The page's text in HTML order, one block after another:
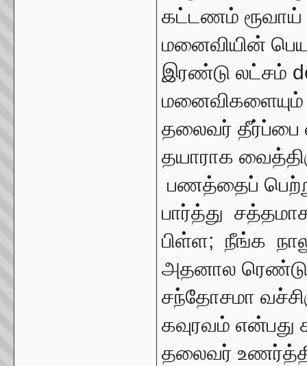
கட்டணம் ரூவாய்
மனைவியின்
இரண்டு லட்சம்
தலைவர் தீர்ப்பை
தயாராக
பணத்தைப்
பார்த்து
பிள்ள; நீங்க
அதனால
சந்தோசமா
கவுரவம்
தலைவர்